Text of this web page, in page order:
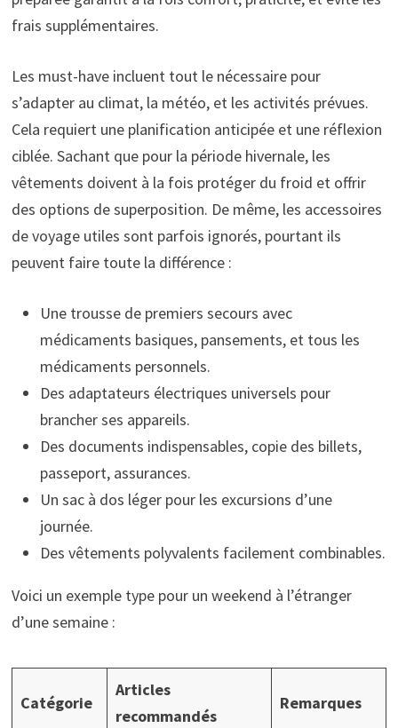
frais supplémentaires.
Les must-have incluent tout le nécessaire pour
s’adapter au climat, la météo, et les activités prévues.
Cela requiert une planification anticipée et une réflexion
ciblée. Sachant que pour la période hivernale, les
vêtements doivent à la fois protéger du froid et offrir
des options de superposition. De même, les accessoires
de voyage utiles sont parfois ignorés, pourtant ils
peuvent faire toute la différence :
Une trousse de premiers secours avec
médicaments basiques, pansements, et tous les
médicaments personnels.
Des adaptateurs électriques universels pour
brancher ses appareils.
Des documents indispensables, copie des billets,
passeport, assurances.
Un sac à dos léger pour les excursions d’une
journée.
Des vêtements polyvalents facilement combinables.
Voici un exemple type pour un weekend à l’étranger
d’une semaine :
Catégorie
Articles
recommandés
Remarques